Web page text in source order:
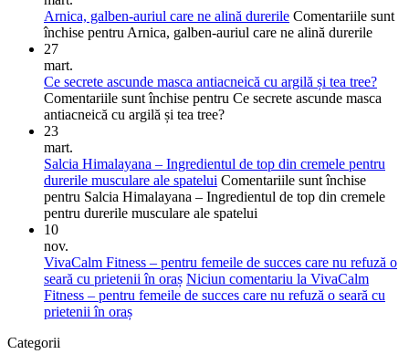
Arnica, galben-auriul care ne alină durerile Comentariile sunt
închise pentru Arnica, galben-auriul care ne alină durerile
27
mart.
Ce secrete ascunde masca antiacneică cu argilă și tea tree?
Comentariile sunt închise pentru Ce secrete ascunde masca
antiacneică cu argilă și tea tree?
23
mart.
Salcia Himalayana – Ingredientul de top din cremele pentru
durerile musculare ale spatelui Comentariile sunt închise
pentru Salcia Himalayana – Ingredientul de top din cremele
pentru durerile musculare ale spatelui
10
nov.
VivaCalm Fitness – pentru femeile de succes care nu refuză o
seară cu prietenii în oraș Niciun comentariu la VivaCalm
Fitness – pentru femeile de succes care nu refuză o seară cu
prietenii în oraș
Categorii